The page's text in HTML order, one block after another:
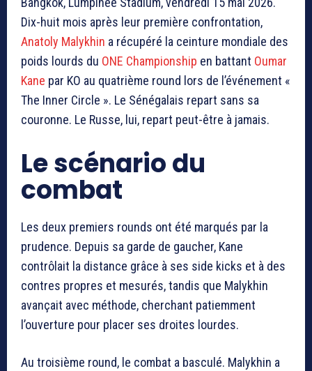
Dix-huit mois après leur première confrontation,
Anatoly Malykhin a récupéré la ceinture mondiale des
poids lourds du ONE Championship en battant Oumar
Kane par KO au quatrième round lors de l’événement «
The Inner Circle ». Le Sénégalais repart sans sa
couronne. Le Russe, lui, repart peut-être à jamais.
Le scénario du
combat
Les deux premiers rounds ont été marqués par la
prudence. Depuis sa garde de gaucher, Kane
contrôlait la distance grâce à ses side kicks et à des
contres propres et mesurés, tandis que Malykhin
avançait avec méthode, cherchant patiemment
l’ouverture pour placer ses droites lourdes.
Au troisième round, le combat a basculé. Malykhin a